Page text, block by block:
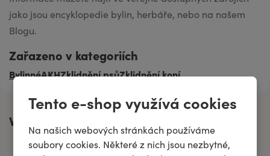
Tento e-shop využívá cookies
Na našich webových stránkách používáme
soubory cookies. Některé z nich jsou nezbytné,
jako jsou encyklopedie bylin, herbáře, nebo na našem
Blogu.
Zařazeno v kategoriích
BylinnéAKHZklidnění psůZklidnění koní
Vhodné při